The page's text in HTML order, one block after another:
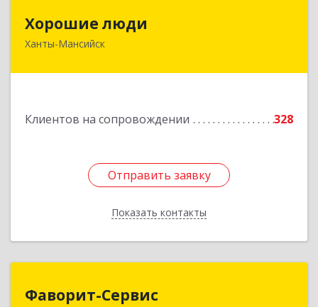
Хорошие люди
Ханты-Мансийск
Клиентов на сопровождении 328
Отправить заявку
Показать контакты
628007, Ханты-Мансийский Автономный округ
Подробнее
Отправить заявку
Назад
Фаворит-Сервис